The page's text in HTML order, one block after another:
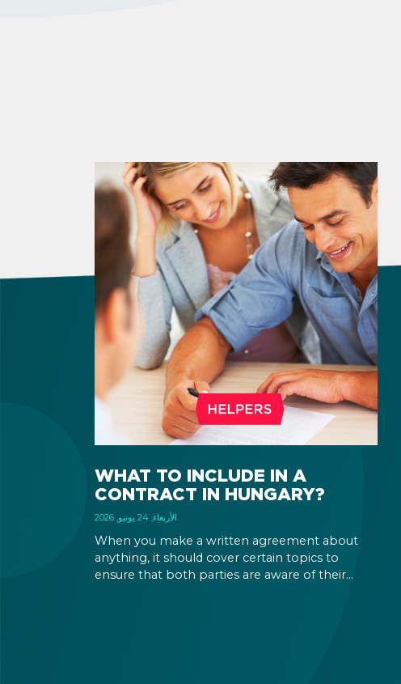
WHAT TO INCLUDE IN A
CONTRACT IN HUNGARY?
الأربعاء, 24 يونيو, 2026
When you make a written agreement about
anything, it should cover certain topics to
ensure that both parties are aware of their